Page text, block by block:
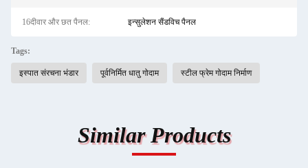
16दीवार और छत पैनल: इन्सुलेशन सैंडविच पैनल
Tags:
इस्पात संरचना भंडार पूर्वनिर्मित धातु गोदाम स्टील फ्रेम गोदाम निर्माण
Similar Products